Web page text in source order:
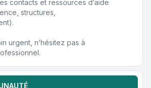
contacts et ressources d’aide
structures,
urgent, n’hésitez pas à